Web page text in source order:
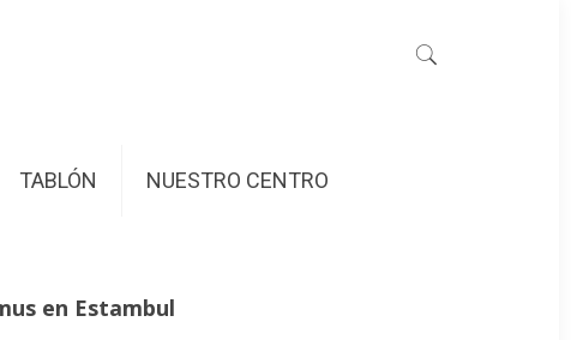
TABLÓN NUESTRO CENTRO
en Estambul